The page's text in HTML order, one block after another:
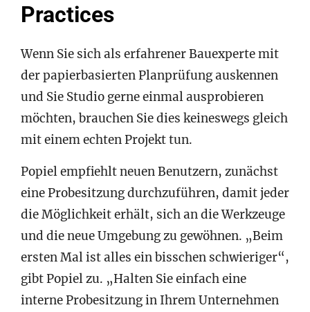
Practices
Wenn Sie sich als erfahrener Bauexperte mit
der papierbasierten Planprüfung auskennen
und Sie Studio gerne einmal ausprobieren
möchten, brauchen Sie dies keineswegs gleich
mit einem echten Projekt tun.
Popiel empfiehlt neuen Benutzern, zunächst
eine Probesitzung durchzuführen, damit jeder
die Möglichkeit erhält, sich an die Werkzeuge
und die neue Umgebung zu gewöhnen. „Beim
ersten Mal ist alles ein bisschen schwieriger“,
gibt Popiel zu. „Halten Sie einfach eine
interne Probesitzung in Ihrem Unternehmen